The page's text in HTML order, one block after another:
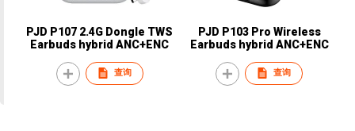
PJD P107 2.4G Dongle TWS
Earbuds hybrid ANC+ENC
查询
PJD P103 Pro Wireless
Earbuds hybrid ANC+ENC
查询